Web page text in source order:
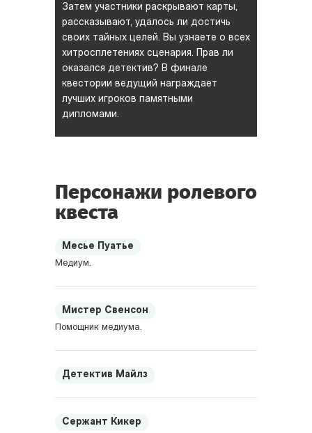
Затем участники раскрывают карты,
рассказывают, удалось ли достичь
своих тайных целей. Вы узнаете о всех
хитросплетениях сценария. Прав ли
оказался детектив? В финале
квестории ведущий награждает
лучших игроков памятными
дипломами.
Персонажи ролевого
квеста
Месье Пуатье
Медиум.
Мистер Свенсон
Помощник медиума.
Детектив Майлз
Сержант Кикер